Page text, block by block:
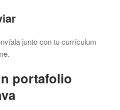
junto con tu currículum
portafolio